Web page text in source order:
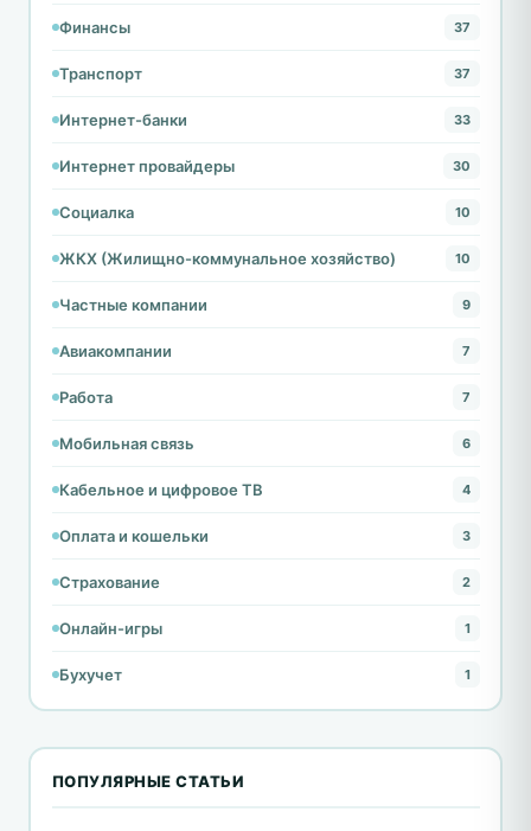
Финансы 37
Транспорт 37
Интернет-банки 33
Интернет провайдеры 30
Социалка 10
ЖКХ (Жилищно-коммунальное хозяйство) 10
Частные компании 9
Авиакомпании 7
Работа 7
Мобильная связь 6
Кабельное и цифровое ТВ 4
Оплата и кошельки 3
Страхование 2
Онлайн-игры 1
Бухучет 1
ПОПУЛЯРНЫЕ СТАТЬИ